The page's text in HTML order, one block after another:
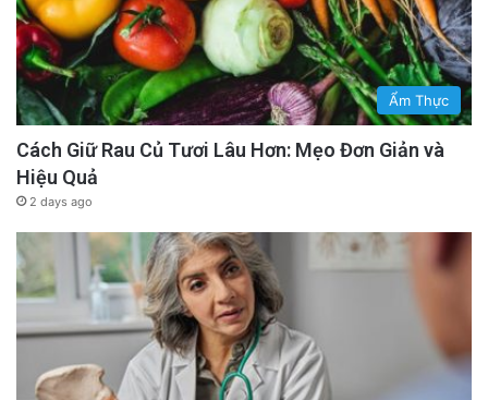
Ẩm Thực
Cách Giữ Rau Củ Tươi Lâu Hơn: Mẹo Đơn Giản và
Hiệu Quả
2 days ago